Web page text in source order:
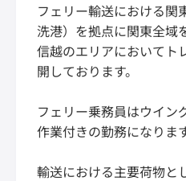
フェリー輸送における関
洗港）を拠点に関東全域
信越のエリアにおいてト
開しております。
フェリー乗務員はウイン
作業付きの勤務になります
輸送における主要荷物と